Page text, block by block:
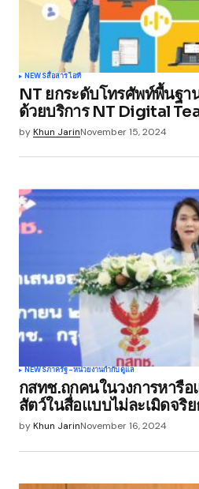
NEWSสื่อสารไอที
NT ยกระดับโทรศัพท์พื้นฐ
ด้วยบริการ NT Digital
byKhun JarinNovember 15, 2024
NEWSภาครัฐ-หน่วยงานกำกับดูแล
กสทช.ถกคนในวงการหารือ
สัตว์ในสื่อแบบไม่ละเมิดจริ
byKhun JarinNovember 16, 2024